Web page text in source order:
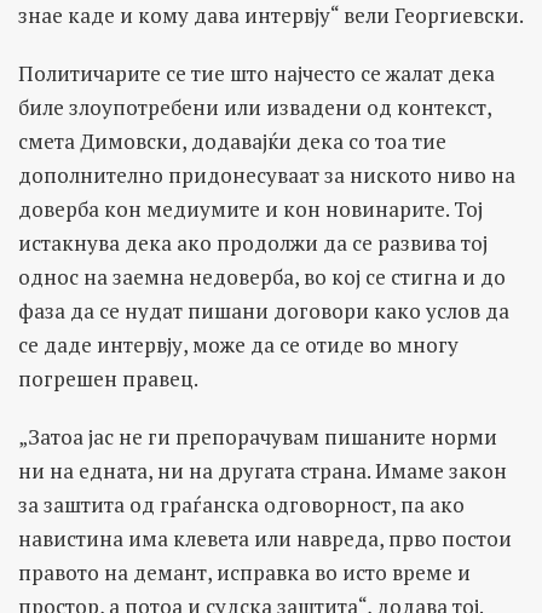
знае каде и кому дава интервју“ вели Георгиевски.
Политичарите се тие што најчесто се жалат дека
биле злоупотребени или извадени од контекст,
смета Димовски, додавајќи дека со тоа тие
дополнително придонесуваат за ниското ниво на
доверба кон медиумите и кон новинарите. Тој
истакнува дека ако продолжи да се развива тој
однос на заемна недоверба, во кој се стигна и до
фаза да се нудат пишани договори како услов да
се даде интервју, може да се отиде во многу
погрешен правец.
„Затоа јас не ги препорачувам пишаните норми
ни на едната, ни на другата страна. Имаме закон
за заштита од граѓанска одговорност, па ако
навистина има клевета или навреда, прво постои
правото на демант, исправка во исто време и
простор, а потоа и судска заштита“, додава тој.